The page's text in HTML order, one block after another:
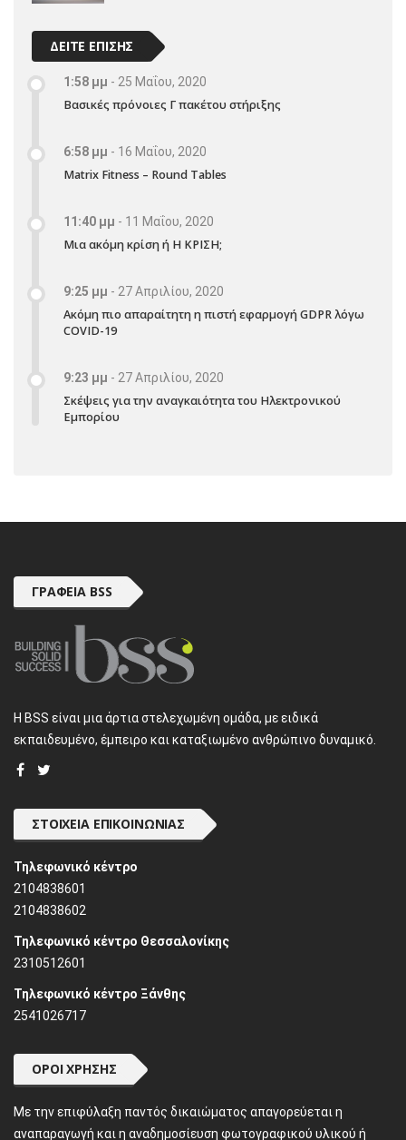
ΔΕΙΤΕ ΕΠΙΣΗΣ
1:58 μμ - 25 Μαΐου, 2020
Βασικές πρόνοιες Γ πακέτου στήριξης
6:58 μμ - 16 Μαΐου, 2020
Matrix Fitness – Round Tables
11:40 μμ - 11 Μαΐου, 2020
Μια ακόμη κρίση ή Η ΚΡΙΣΗ;
9:25 μμ - 27 Απριλίου, 2020
Ακόμη πιο απαραίτητη η πιστή εφαρμογή GDPR λόγω
COVID-19
9:23 μμ - 27 Απριλίου, 2020
Σκέψεις για την αναγκαιότητα του Ηλεκτρονικού
Εμπορίου
ΓΡΑΦΕΊΑ BSS
H BSS είναι μια άρτια στελεχωμένη ομάδα, με ειδικά
εκπαιδευμένο, έμπειρο και καταξιωμένο ανθρώπινο δυναμικό.
ΣΤΟΙΧΕΊΑ ΕΠΙΚΟΙΝΩΝΊΑΣ
Τηλεφωνικό κέντρο
2104838601
2104838602
Τηλεφωνικό κέντρο Θεσσαλονίκης
2310512601
Τηλεφωνικό κέντρο Ξάνθης
2541026717
ΌΡΟΙ ΧΡΉΣΗΣ
Mε την επιφύλαξη παντός δικαιώματος απαγορεύεται η
αναπαραγωγή και η αναδημοσίευση φωτογραφικού υλικού ή